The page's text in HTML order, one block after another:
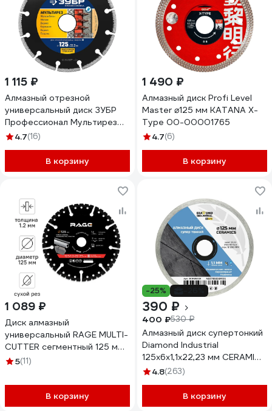
1 115 ₽
Алмазный отрезной
универсальный диск ЗУБР
Профессионал Мультирез
125 мм 36660-125_z01
4.7(16)
В корзину
1 490 ₽
Алмазный диск Profi Level
Master ⌀125 мм KATANA X-
Type 00-00001765
4.7(6)
В корзину
1 089 ₽
Диск алмазный
универсальный RAGE MULTI-
CUTTER сегментный 125 мм
607126
5(11)
В корзину
-25%
390 ₽
400 ₽530 ₽
Алмазный диск супертонкий
Diamond Industrial
125x6х1,1x22,23 мм CERAMICS
DILITE DID125CER
4.8(263)
В корзину